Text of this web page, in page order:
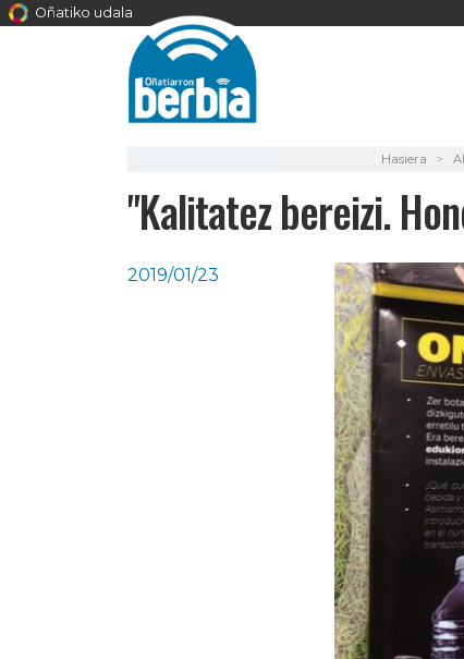
Oñatiko udala
Hasiera
"Kalitatez bereizi.
2019/01/23